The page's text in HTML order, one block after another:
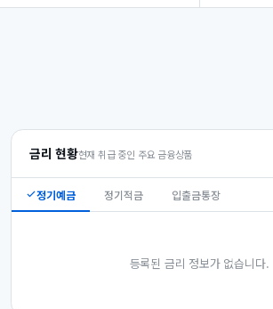
금리 현황현재 취급 중인 주요 금융상품
정기예금 정기적금 입출금통장
등록된 금리 정보가 없습니다.